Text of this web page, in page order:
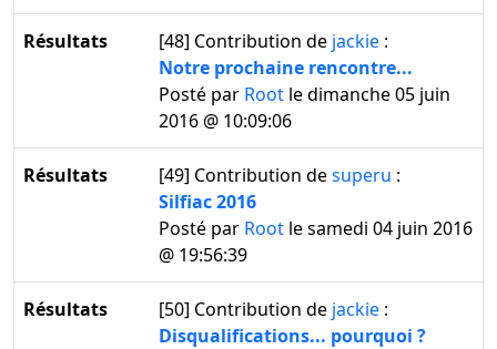
Résultats [48] Contribution de jackie:
Notre prochaine rencontre...
Posté par Rootle dimanche 05 juin
2016 @ 10:09:06
Résultats [49] Contribution desuperu :
Silfiac 2016
Posté par Rootle samedi 04 juin 2016
@ 19:56:39
Résultats [50] Contribution de jackie:
Disqualifications... pourquoi ?